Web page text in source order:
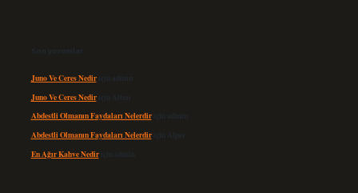
Son yorumlar
Juno Ve Ceres Nediriçin admin
Juno Ve Ceres Nediriçin Altan
Abdestli Olmanın Faydaları Nelerdiriçin admin
Abdestli Olmanın Faydaları Nelerdiriçin Alper
En Ağır Kahve Nediriçin admin